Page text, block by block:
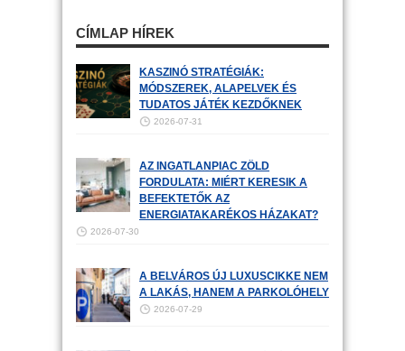
CÍMLAP HÍREK
KASZINÓ STRATÉGIÁK:
MÓDSZEREK, ALAPELVEK ÉS
TUDATOS JÁTÉK KEZDŐKNEK
2026-07-31
AZ INGATLANPIAC ZÖLD
FORDULATA: MIÉRT KERESIK A
BEFEKTETŐK AZ
ENERGIATAKARÉKOS HÁZAKAT?
2026-07-30
A BELVÁROS ÚJ LUXUSCIKKE NEM
A LAKÁS, HANEM A PARKOLÓHELY
2026-07-29